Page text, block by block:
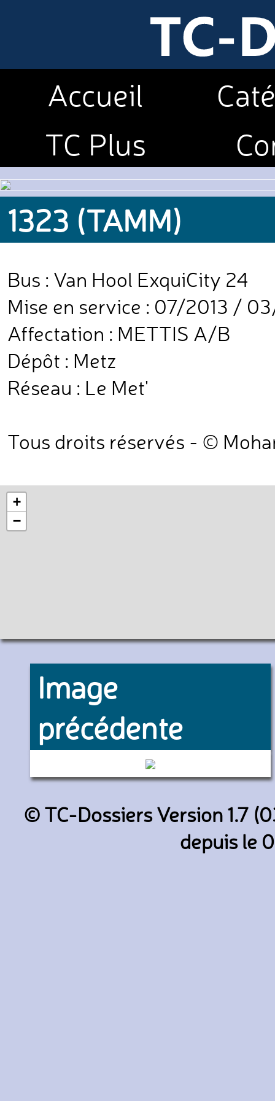
Accueil
TC Plus
1323 (TAMM)
Bus : Van Hool ExquiCity 24
Mise en service : 07/2013 /
Affectation : METTIS A/B
Dépôt : Metz
Réseau : Le Met'
Tous droits réservés - ©
+
−
Image
précédente
6155 (RATP)
© TC-Dossiers Version 1.7
depuis le